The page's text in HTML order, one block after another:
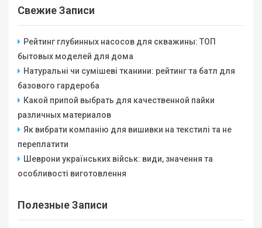
Свежие Записи
Рейтинг глубинных насосов для скважины: ТОП
бытовых моделей для дома
Натуральні чи сумішеві тканини: рейтинг та батл для
базового гардероба
Какой припой выбрать для качественной пайки
различных материалов
Як вибрати компанію для вишивки на текстилі та не
переплатити
Шеврони українських військ: види, значення та
особливості виготовлення
Полезные Записи